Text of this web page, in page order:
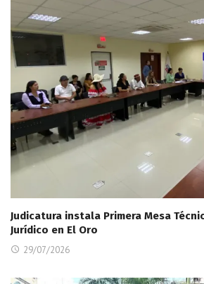
Judicatura instala Primera Mesa
Jurídico en El Oro
29/07/2026